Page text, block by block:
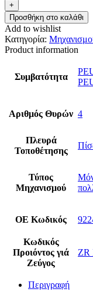
+
Προσθήκη στο καλάθι
Add to wishlist
Κατηγορία:
Product information
Συμβατότητα
Αριθμός Θυρών 4
Πλευρά
Τοποθέτησης
Τύπος
Μηχανισμού
ΟΕ Κωδικός
Κωδικός
Προιόντος γιά
Ζεύγος
ZR
Περιγραφή